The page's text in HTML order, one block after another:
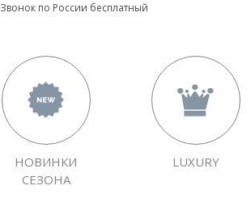
Звонок по России бесплатный
НОВИНКИ
СЕЗОНА
LUXURY